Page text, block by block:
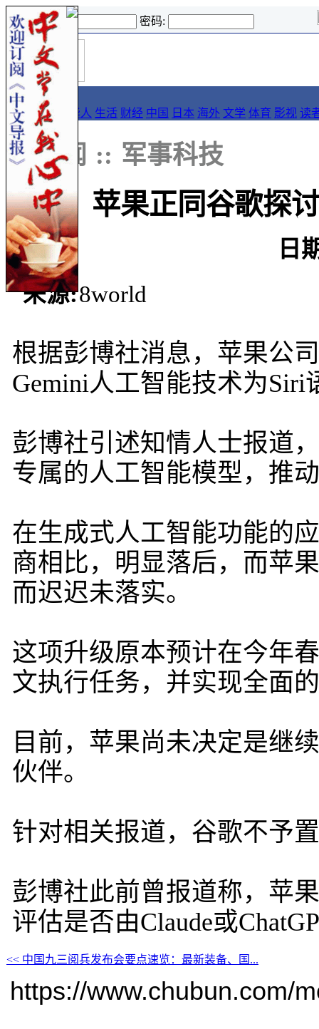
登录名: 密码:
首
页
导报
要闻 论坛 华人 生活 财经 中国 日本 海外 文学 体育 影视 读
:: 新闻 :: 军事科技
苹果正同谷歌探
日
来源:8world
根据彭博社消息，苹果公
Gemini人工智能技术为Siri
彭博社引述知情人士报道
专属的人工智能模型，推
在生成式人工智能功能的
商相比，明显落后，而苹
而迟迟未落实。
这项升级原本预计在今年
文执行任务，并实现全面
目前，苹果尚未决定是继
伙伴。
针对相关报道，谷歌不予
彭博社此前曾报道称，苹
评估是否由Claude或
<< 中国九三阅兵发布会要点速览：最新装备、国...
https://www.chubun.com/